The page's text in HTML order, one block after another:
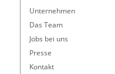
Unternehmen
Das Team
Jobs bei uns
Presse
Kontakt